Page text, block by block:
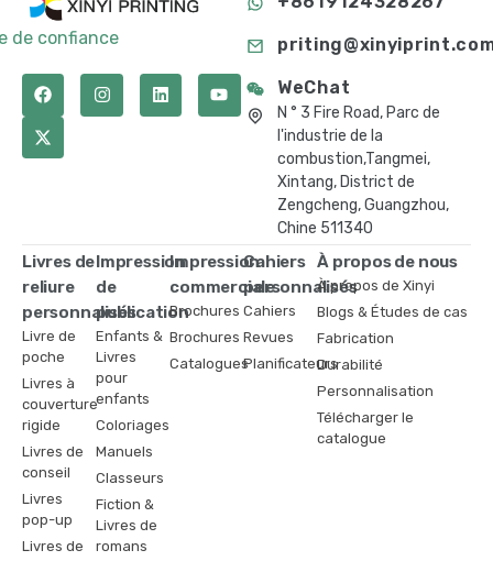
de confiance
WeChat
N ° 3 Fire Road, Parc de
l'industrie de la
combustion,Tangmei,
Xintang, District de
Zengcheng, Guangzhou,
Chine 511340
Livres de
reliure
personnalisés
Livre de
poche
Livres à
couverture
rigide
Livres de
conseil
Livres
pop-up
Livres de
Impression
de
publication
Enfants &
Livres
pour
enfants
Coloriages
Manuels
Classeurs
Fiction &
Livres de
romans
Impression
commerciale
Brochures
Brochures
Catalogues
Cahiers
personnalisés
Cahiers
Revues
Planificateurs
À propos de nous
À propos de Xinyi
Blogs & Études de cas
Fabrication
Durabilité
Personnalisation
Télécharger le
catalogue